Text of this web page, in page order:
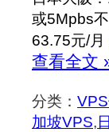
或5Mpbs
63.75元/月
查看全文
分类：
加坡VPS,